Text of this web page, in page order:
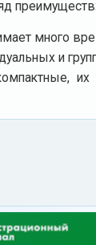
преимуществ:
много
и